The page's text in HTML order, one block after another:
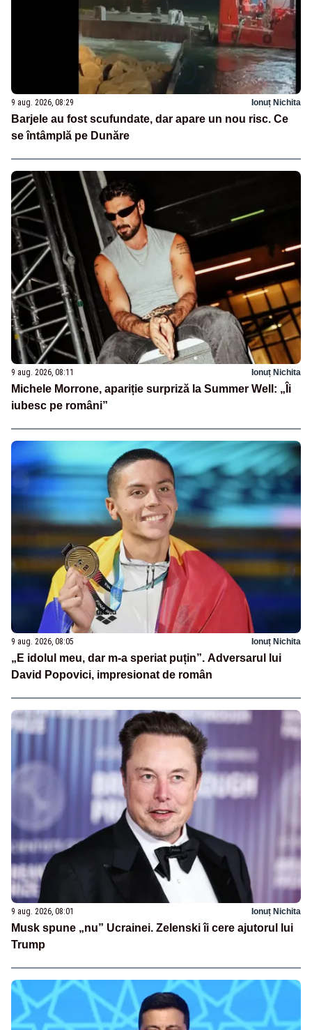
9 aug. 2026, 08:29 Ionuț Nichita
Barjele au fost scufundate, dar apare un nou risc. Ce
se întâmplă pe Dunăre
9 aug. 2026, 08:11 Ionuț Nichita
Michele Morrone, apariție surpriză la Summer Well: „Îi
iubesc pe români”
9 aug. 2026, 08:05 Ionuț Nichita
„E idolul meu, dar m-a speriat puțin”. Adversarul lui
David Popovici, impresionat de român
9 aug. 2026, 08:01 Ionuț Nichita
Musk spune „nu” Ucrainei. Zelenski îi cere ajutorul lui
Trump